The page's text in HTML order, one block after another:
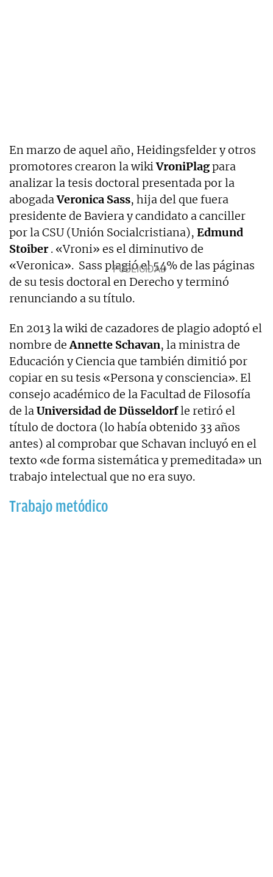
En marzo de aquel año, Heidingsfelder y otros
promotores crearon la wikiVroniPlagpara
analizar latesis doctoral presentada por la
abogadaVeronica Sass, hija del que fuera
presidente de Baviera y candidato a canciller
por la CSU (Unión Socialcristiana), Edmund
Stoiber. «Vroni» es el diminutivo de
«Veronica». Sass plagió el 54% de las páginas
de su tesis doctoral en Derecho y terminó
renunciando a su título.
En 2013 la wiki de cazadores de plagio adoptó el
nombre deAnnette Schavan, la ministra de
Educación y Ciencia que también dimitió por
copiar en su tesis «Persona y consciencia». El
consejo académico de la Facultad de Filosofía
de laUniversidad de Düsseldorfle retiró el
título de doctora (lo había obtenido 33 años
antes) al comprobar que Schavan incluyó en el
texto «de forma sistemática y premeditada» un
trabajo intelectual que no era suyo.
Trabajo metódico